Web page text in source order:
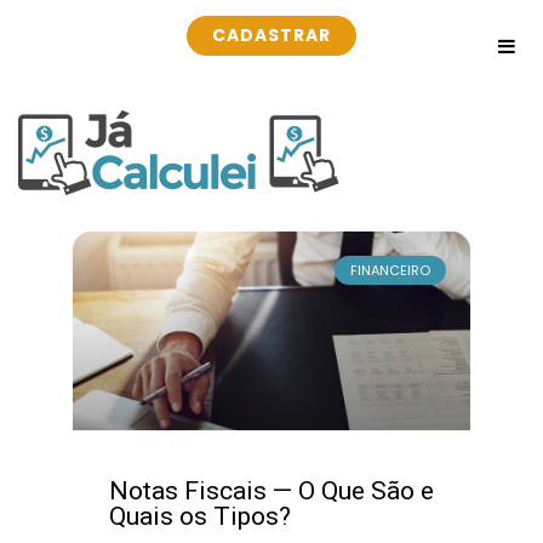
CADASTRAR
FINANCEIRO
Notas Fiscais — O Que São e
Quais os Tipos?